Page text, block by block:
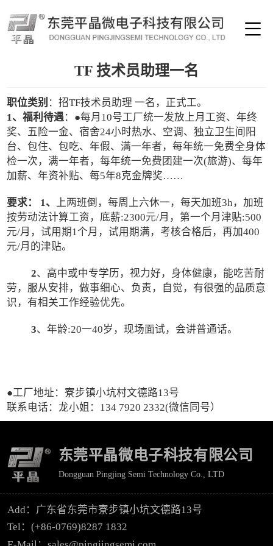
TF 技术员助理一名
职位类别 ：招TF技术员助理 一名，正式工。
1、福利待遇： ●每月10号工厂统一发放上月工资、年终
奖、五险一金、宿舍24小时热水、空调、独立卫生间阳
台、包住、包吃、年假、满一年者，每年统一免费全身体
检一次，满一年者，每年统一免费团建一次(旅游)、每年
加薪、年资补贴、每5年8克金牌奖……
要求： 1、 上两班倒，每周上六休一，每天加班3h，加班
按劳动法计算工资，底薪:2300元/月，第一个月津贴:500
元/月，试用期1个月，试用期满，考核合格后，再加400
元/月的津贴。
2、高中或中专学历，视力好，身体健康，能吃苦耐
劳，服从安排，做事细心、负责，自觉，有很强的品质意
识，有相关工作经验优先。
3、年龄:20一40岁，现场面试，会讲普通话。
●工厂地址：寮步镇小坑村文德路13号
联系电话：龙小姐：134 7920 2332(微信同号）
东莞平晶微电子科技有限公司
Dongguan Pingjing Semi Technology Co., LTD
Add：广东省东莞市寮步镇小坑文德路13号
Tel：(+86-0769)8287 1832